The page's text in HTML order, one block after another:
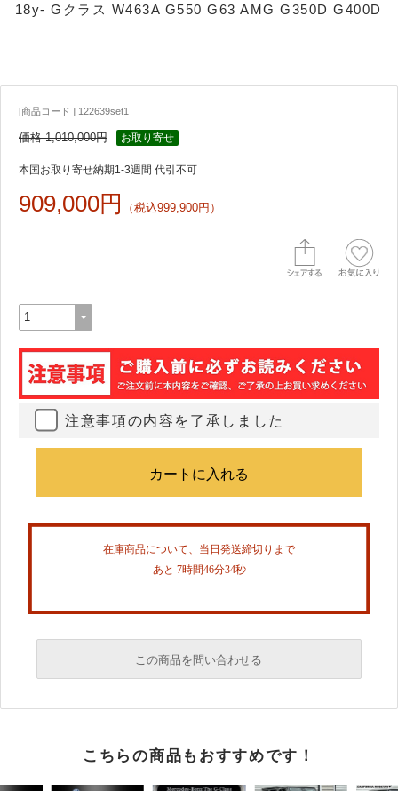
18y- Gクラス W463A G550 G63 AMG G350D G400D
[商品コード ] 122639set1
価格 1,010,000円 お取り寄せ
本国お取り寄せ納期1-3週間 代引不可
909,000円 （税込999,900円）
注意事項の内容を了承しました
在庫商品について、当日発送締切りまで
あと 7時間46分34秒
この商品を問い合わせる
必須
こちらの商品もおすすめです！